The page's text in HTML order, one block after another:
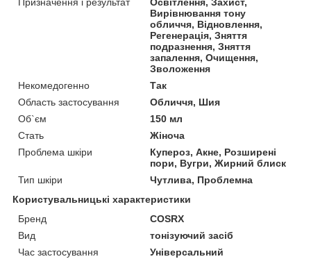
Вирівнювання тону
обличчя, Відновлення,
Регенерація, Зняття
подразнення, Зняття
запалення, Очищення,
Зволоження
Некомедогенно
Так
Область застосування
Обличчя, Шия
Об`єм
150 мл
Стать
Жіноча
Проблема шкіри
Купероз, Акне, Розширені
пори, Вугри, Жирний блиск
Тип шкіри
Чутлива, Проблемна
Користувальницькі характеристики
Бренд
COSRX
Вид
тонізуючий засіб
Час застосування
Універсальний